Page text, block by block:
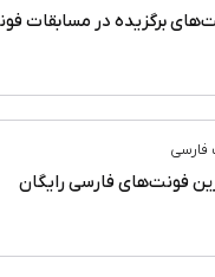
برگزیده در مسابقات
فارسی
فونت‌های فارسی رایگان